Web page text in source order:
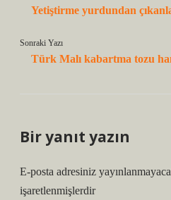
Yetiştirme yurdundan
Sonraki Yazı
Türk Malı kabartma tozu
Bir yanıt yazın
E-posta adresiniz
işaretlenmişlerdir